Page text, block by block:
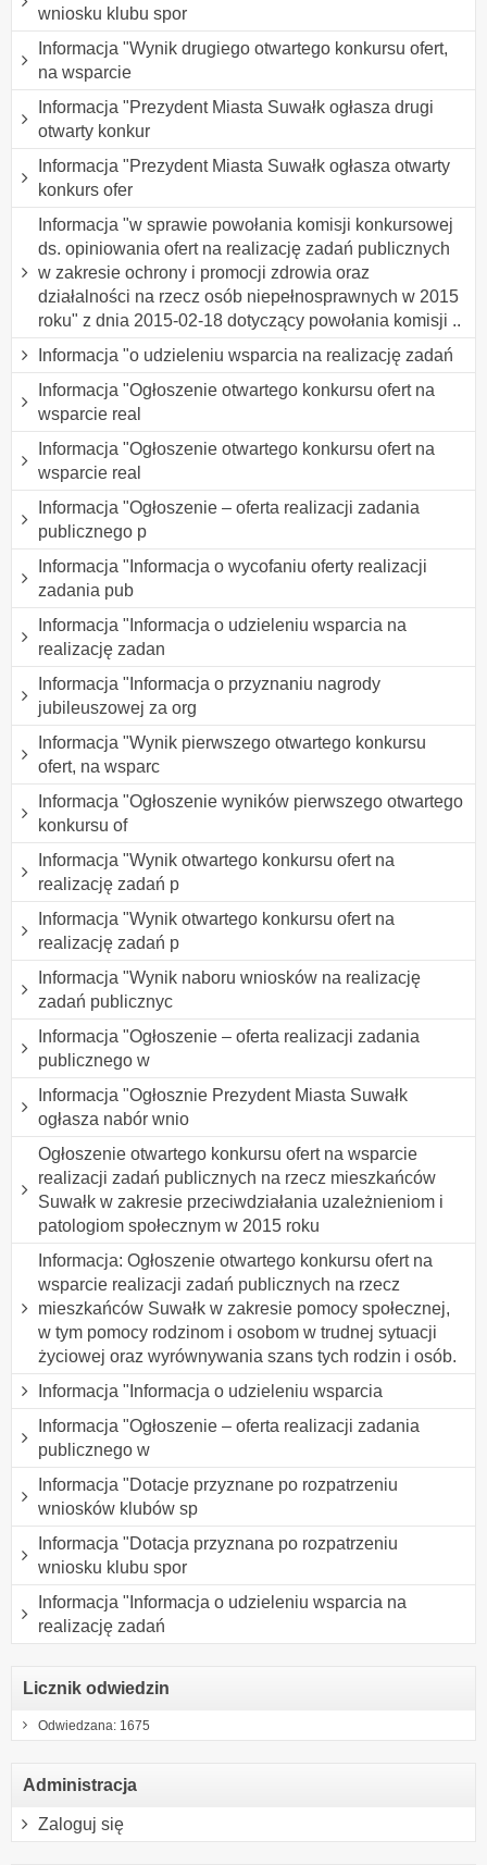
wniosku klubu spor
Informacja "Wynik drugiego otwartego konkursu ofert,
na wsparcie
Informacja "Prezydent Miasta Suwałk ogłasza drugi
otwarty konkur
Informacja "Prezydent Miasta Suwałk ogłasza otwarty
konkurs ofer
Informacja "w sprawie powołania komisji konkursowej
ds. opiniowania ofert na realizację zadań publicznych
w zakresie ochrony i promocji zdrowia oraz
działalności na rzecz osób niepełnosprawnych w 2015
roku" z dnia 2015-02-18 dotyczący powołania komisji ..
Informacja "o udzieleniu wsparcia na realizację zadań
Informacja "Ogłoszenie otwartego konkursu ofert na
wsparcie real
Informacja "Ogłoszenie otwartego konkursu ofert na
wsparcie real
Informacja "Ogłoszenie – oferta realizacji zadania
publicznego p
Informacja "Informacja o wycofaniu oferty realizacji
zadania pub
Informacja "Informacja o udzieleniu wsparcia na
realizację zadan
Informacja "Informacja o przyznaniu nagrody
jubileuszowej za org
Informacja "Wynik pierwszego otwartego konkursu
ofert, na wsparc
Informacja "Ogłoszenie wyników pierwszego otwartego
konkursu of
Informacja "Wynik otwartego konkursu ofert na
realizację zadań p
Informacja "Wynik otwartego konkursu ofert na
realizację zadań p
Informacja "Wynik naboru wniosków na realizację
zadań publicznyc
Informacja "Ogłoszenie – oferta realizacji zadania
publicznego w
Informacja "Ogłosznie Prezydent Miasta Suwałk
ogłasza nabór wnio
Ogłoszenie otwartego konkursu ofert na wsparcie
realizacji zadań publicznych na rzecz mieszkańców
Suwałk w zakresie przeciwdziałania uzależnieniom i
patologiom społecznym w 2015 roku
Informacja: Ogłoszenie otwartego konkursu ofert na
wsparcie realizacji zadań publicznych na rzecz
mieszkańców Suwałk w zakresie pomocy społecznej,
w tym pomocy rodzinom i osobom w trudnej sytuacji
życiowej oraz wyrównywania szans tych rodzin i osób.
Informacja "Informacja o udzieleniu wsparcia
Informacja "Ogłoszenie – oferta realizacji zadania
publicznego w
Informacja "Dotacje przyznane po rozpatrzeniu
wniosków klubów sp
Informacja "Dotacja przyznana po rozpatrzeniu
wniosku klubu spor
Informacja "Informacja o udzieleniu wsparcia na
realizację zadań
Licznik odwiedzin
Odwiedzana: 1675
Administracja
Zaloguj się